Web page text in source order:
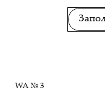
WA № 3